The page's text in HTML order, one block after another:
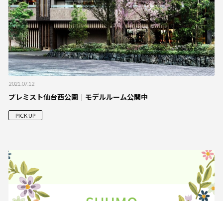
2021.07.12
プレミスト仙台西公園｜モデルルーム公開中
PICK UP